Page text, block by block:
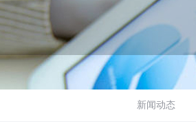
新闻动态